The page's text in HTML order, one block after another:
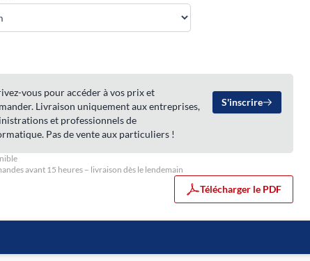
vous pour accéder à vos prix et
Livraison uniquement aux entreprises,
et professionnels de
Pas de vente aux particuliers !
S'inscrire
avant 15 heures – livraison dès le lendemain
Télécharger le PDF